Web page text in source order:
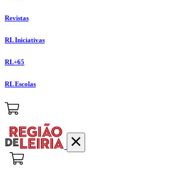
Revistas
RL Iniciativas
RL+65
RL Escolas